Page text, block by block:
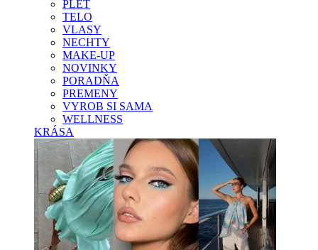
PLEŤ
TELO
VLASY
NECHTY
MAKE-UP
NOVINKY
PORADŇA
PREMENY
VYROB SI SAMA
WELLNESS
KRÁSA